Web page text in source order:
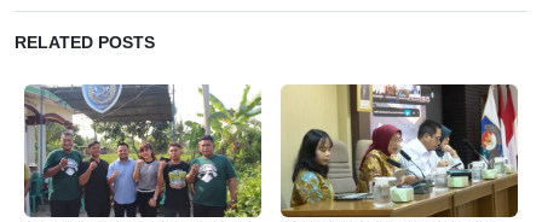
RELATED POSTS